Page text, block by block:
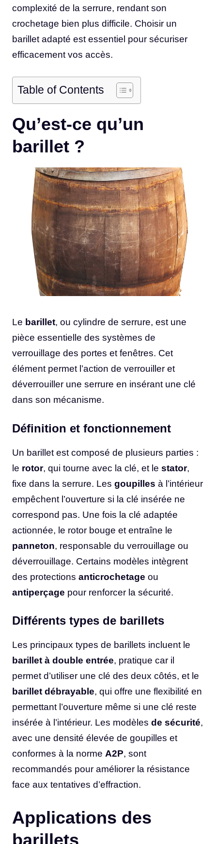
complexité de la serrure, rendant son
crochetage bien plus difficile. Choisir un
barillet adapté est essentiel pour sécuriser
efficacement vos accès.
Table of Contents
Qu’est-ce qu’un
barillet ?
Le barillet, ou cylindre de serrure, est une
pièce essentielle des systèmes de
verrouillage des portes et fenêtres. Cet
élément permet l’action de verrouiller et
déverrouiller une serrure en insérant une clé
dans son mécanisme.
Définition et fonctionnement
Un barillet est composé de plusieurs parties :
le rotor, qui tourne avec la clé, et le stator,
fixe dans la serrure. Les goupilles à l’intérieur
empêchent l’ouverture si la clé insérée ne
correspond pas. Une fois la clé adaptée
actionnée, le rotor bouge et entraîne le
panneton, responsable du verrouillage ou
déverrouillage. Certains modèles intègrent
des protections anticrochetage ou
antiperçage pour renforcer la sécurité.
Différents types de barillets
Les principaux types de barillets incluent le
barillet à double entrée, pratique car il
permet d’utiliser une clé des deux côtés, et le
barillet débrayable, qui offre une flexibilité en
permettant l’ouverture même si une clé reste
insérée à l’intérieur. Les modèles de sécurité,
avec une densité élevée de goupilles et
conformes à la norme A2P, sont
recommandés pour améliorer la résistance
face aux tentatives d’effraction.
Applications des
barillets